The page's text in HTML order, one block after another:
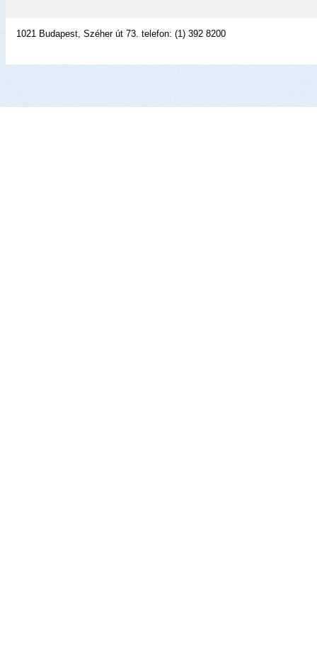
1021 Budapest, Széher út 73. telefon: (1) 392 8200